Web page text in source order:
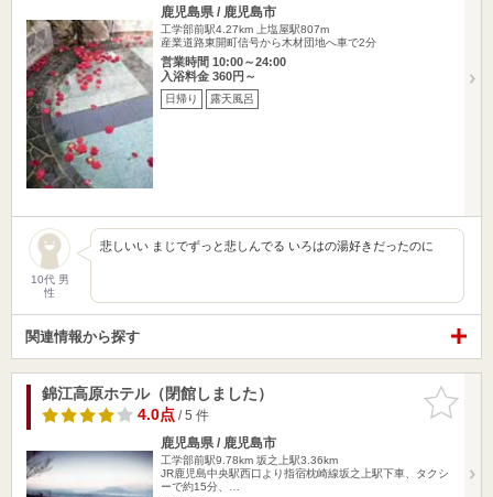
鹿児島県 / 鹿児島市
工学部前駅4.27km
上塩屋駅807m
産業道路東開町信号から木材団地へ車で2分
営業時間 10:00～24:00
入浴料金 360円～
日帰り 露天風呂
10代 男
性
悲しいい まじでずっと悲しんでる いろはの湯好きだったのに
関連情報から探す
お気に入
りに追加
錦江高原ホテル（閉館しました）
4.0点/ 5 件
鹿児島県 / 鹿児島市
工学部前駅9.78km 坂之上駅3.36km
JR鹿児島中央駅西口より指宿枕崎線坂之上駅下車、タクシ
ーで約15分、…